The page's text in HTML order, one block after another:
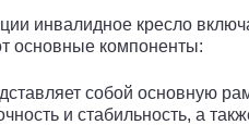
инвалидное кресло
основные компоненты:
собой основную
и стабильность, а